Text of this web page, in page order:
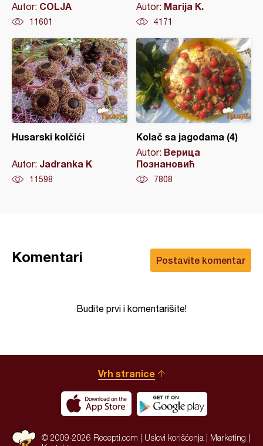
Autor: COLJA
11601
Autor: Marija K.
4171
Husarski kolčići
Autor: Jadranka K
11598
Kolač sa jagodama (4)
Autor: Верица
Познановић
7808
Postavite komentar
Komentari
Budite prvi i komentarišite!
Vrh stranice
© 2009-2026 Recepti.com | Uslovi korišćenja Marketing